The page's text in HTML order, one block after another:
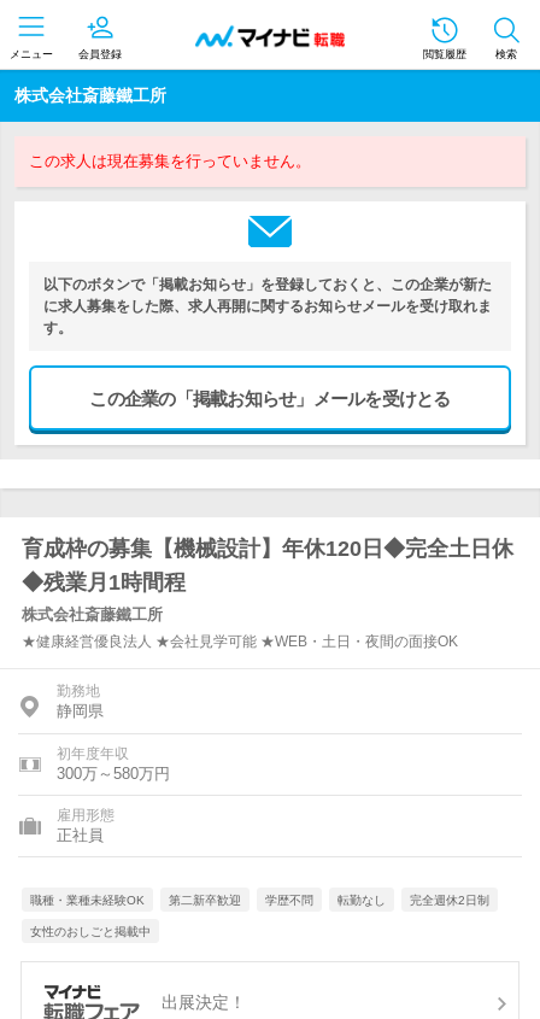
メニュー 会員登録 閲覧履歴 検索
株式会社斎藤鐵工所
この求人は現在募集を行っていません。
以下のボタンで「掲載お知らせ」を登録しておくと、この企業が新た
に求人募集をした際、求人再開に関するお知らせメールを受け取れま
す。
この企業の「掲載お知らせ」メールを受けとる
育成枠の募集【機械設計】年休120日◆完全土日休
◆残業月1時間程
株式会社斎藤鐵工所
★健康経営優良法人 ★会社見学可能 ★WEB・土日・夜間の面接OK
勤務地
静岡県
初年度年収
300万～580万円
雇用形態
正社員
職種・業種未経験OK 第二新卒歓迎 学歴不問 転勤なし 完全週休2日制
女性のおしごと掲載中
出展決定！